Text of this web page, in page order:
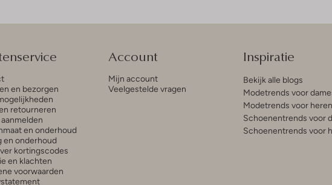
en bezorgen
retourneren
en onderhoud
en onderhoud
kortingscodes
en klachten
voorwaarden
Account
Mijn account
Veelgestelde vragen
Inspiratie
Bekijk alle blogs
Modetrends voor
Modetrends voor heren
Schoenentrends voor
Schoenentrends voor